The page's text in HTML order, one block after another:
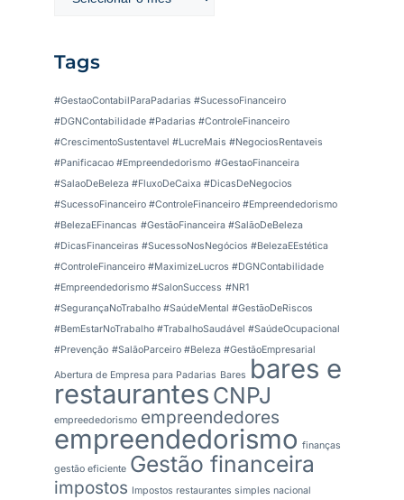
Tags
#GestaoContabilParaPadarias #SucessoFinanceiro
#DGNContabilidade #Padarias #ControleFinanceiro
#CrescimentoSustentavel #LucreMais #NegociosRentaveis
#Panificacao #Empreendedorismo #GestaoFinanceira
#SalaoDeBeleza #FluxoDeCaixa #DicasDeNegocios
#SucessoFinanceiro #ControleFinanceiro #Empreendedorismo
#BelezaEFinancas #GestãoFinanceira #SalãoDeBeleza
#DicasFinanceiras #SucessoNosNegócios #BelezaEEstética
#ControleFinanceiro #MaximizeLucros #DGNContabilidade
#Empreendedorismo #SalonSuccess #NR1
#SegurançaNoTrabalho #SaúdeMental #GestãoDeRiscos
#BemEstarNoTrabalho #TrabalhoSaudável #SaúdeOcupacional
#Prevenção #SalãoParceiro #Beleza #GestãoEmpresarial
Abertura de Empresa para Padarias Bares bares e
restaurantes CNPJ
empreededorismo empreendedores
empreendedorismo finanças
gestão eficiente Gestão financeira
impostos Impostos restaurantes simples nacional